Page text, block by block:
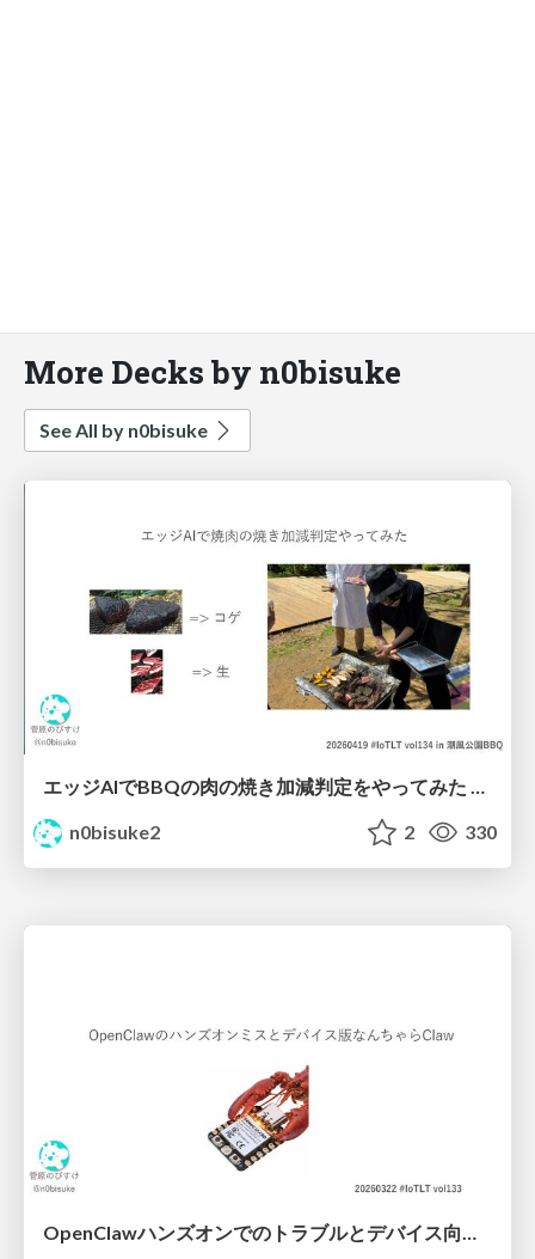
More Decks by n0bisuke
See All by n0bisuke
エッジAIでBBQの肉の焼き加減判定をやってみた #iotlt #seeed
n0bisuke2
2 330